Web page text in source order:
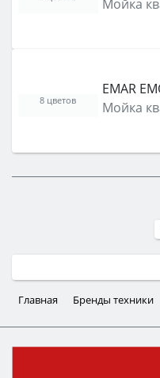
Мойка
EMAR
Мойка
8 цветов
Главная Бренды техники